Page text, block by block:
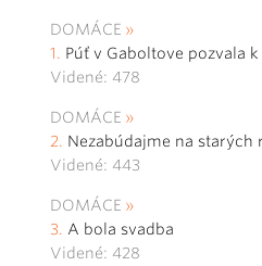
DOMÁCE
Púť v Gaboltove pozvala
Videné: 478
DOMÁCE
Nezabúdajme na starých
Videné: 443
DOMÁCE
A bola svadba
Videné: 428